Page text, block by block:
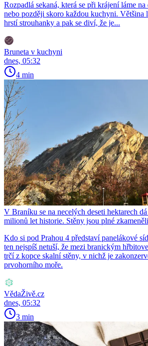
Rozpadlá sekaná, která se při krájení láme
nebo později skoro každou kuchyni. Většina
hrstí strouhanky a pak se diví, že je...
Bruneta v kuchyni
dnes, 05:32
4 min
V Braníku se na necelých deseti hektarech
milionů let historie. Stěny jsou plné
Kdo si pod Prahou 4 představí panelákové
ten nejspíš netuší, že mezi branickým
trčí z kopce skalní stěny, v nichž je
prvohorního moře.
VědaŽivě.cz
dnes, 05:32
3 min